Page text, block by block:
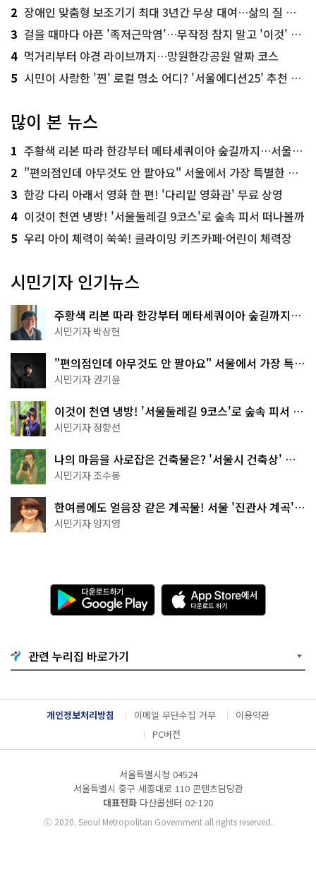
2 장애인 맞춤형 보조기기 최대 3년간 무상 대여…삶의 질 높인다
3 걸을 때마다 아픈 '족저근막염'…무작정 참지 말고 '이것' 해보세요!
4 먹거리부터 야경 라이브까지…망원한강공원 알짜 코스
5 시민이 사랑한 '찐' 로컬 명소 어디? '서울에디션25' 추천 코스
많이 본 뉴스
1 주황색 리본 따라 한강부터 메타세쿼이아 숲길까지…서울둘레길 15코스
2 "편의점인데 아무것도 안 팔아요" 서울에서 가장 특별한 편의점의 정체
3 한강 다리 아래서 영화 한 편! '다리밑 영화관' 무료 상영
4 이것이 천연 냉방! '서울둘레길 9코스'로 숲속 피서 떠나볼까
5 우리 아이 체력이 쑥쑥! 클라이밍 키즈카페·어린이 체력장
시민기자 인기뉴스
주황색 리본 따라 한강부터 메타세쿼이아 숲길까지…
서울둘레길 15코스
시민기자 박상현
"편의점인데 아무것도 안 팔아요" 서울에서 가장 특별
한 편의점의 정체
시민기자 권기윤
이것이 천연 냉방! '서울둘레길 9코스'로 숲속 피서 떠
나볼까
시민기자 정향선
나의 마음을 사로잡은 건축물은? '서울시 건축상' 수
상작 공개!
시민기자 조수봉
한여름에도 얼음장 같은 계곡물! 서울 '진관사 계곡'이
천국이네~
시민기자 양지영
다
운
로
기
G
o
g
l
e
l
A
p
p
e
서
다
운
드
관련 누리집 바로가기
개인정보처리방침 이메일 무단수집 거부
이용약관
PC버전
서울특별시청 04524
서울특별시 중구 세종대로 110 콘텐츠담당관
대표전화 다산콜센터 02-120
ⓒ2020. Seoul Metropolitan Government all rights reserved.